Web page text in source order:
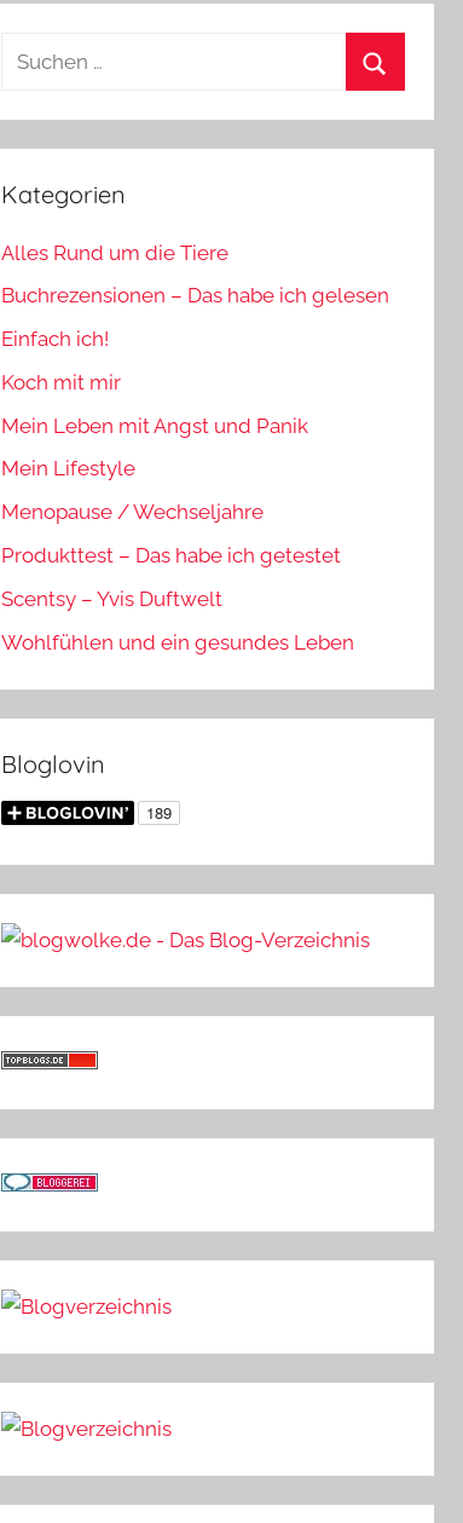
Suchen
Kategorien
Alles Rund um die Tiere
Buchrezensionen – Das habe ich gelesen
Einfach ich!
Koch mit mir
Mein Leben mit Angst und Panik
Mein Lifestyle
Menopause / Wechseljahre
Produkttest – Das habe ich getestet
Scentsy – Yvis Duftwelt
Wohlfühlen und ein gesundes Leben
Bloglovin